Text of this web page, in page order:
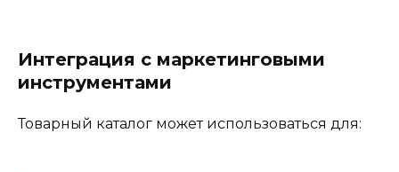
Интеграция с маркетинговыми
инструментами
Товарный каталог может использоваться для: